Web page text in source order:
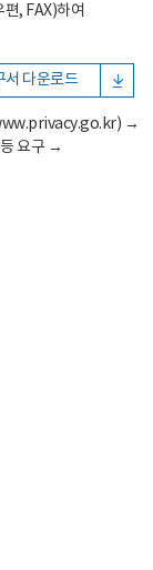
, FAX)하여
서 다운로드
→
요구 →